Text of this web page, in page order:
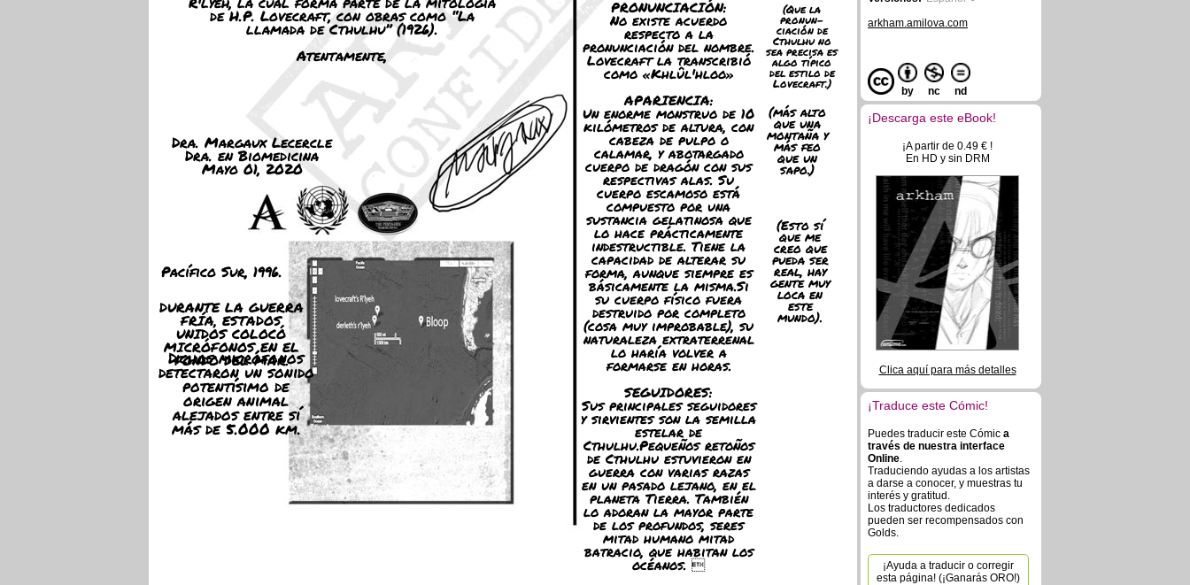
de H.P. Lovecraft, con obras como “La
llamada de Cthulhu” (1926).
Atentamente,
Dra. Margaux Lecercle
Dra. en Biomedicina
Mayo 01, 2020
PRONUNCIACIÓN:
No existe acuerdo
respecto a la
pronunciación del nombre.
Lovecraft la transcribió
como «Khlûl'hloo»
APARIENCIA:
Un enorme monstruo de 10
kilómetros de altura, con
cabeza de pulpo o
calamar, y abotargado
cuerpo de dragón con sus
respectivas alas. Su
cuerpo escamoso está
compuesto por una
sustancia gelatinosa que
lo hace prácticamente
indestructible. Tiene la
capacidad de alterar su
forma, aunque siempre es
básicamente la misma.Si
su cuerpo físico fuera
destruido por completo
(cosa muy improbable), su
naturaleza extraterrenal
lo haría volver a
formarse en horas.
SEGUIDORES:
Sus principales seguidores
y sirvientes son la semilla
estelar de
Cthulhu.Pequeños retoños
de Cthulhu estuvieron en
guerra con varias razas
en un pasado lejano, en el
planeta Tierra. También
lo adoran la mayor parte
de los profundos, seres
mitad humano mitad
batracio, que habitan los
océanos. 
Pacífico Sur, 1996.
DURANTE LA GUERRA
FRÍA, ESTADOS
UNIDOS COLOCÓ
MICRÓFONOS EN EL
FONDO DEL MAR.
Dichos micrófonos
detectaron un sonido
potentísimo de
origen animal
alejados entre sí
más de 5.000 km.
(Que la
pronun-
ciación de
Cthulhu no
sea precisa es
algo típico
del estilo de
Lovecraft.)
(más alto
que una
montaña y
más feo
que un
sapo.)
(Esto sí
que me
creo que
pueda ser
real, hay
gente muy
loca en
este
mundo).
arkham.amilova.com
by nc nd
¡Descarga este eBook!
¡A partir de 0.49 € !
En HD y sin DRM
Clica aquí para más detalles
¡Traduce este Cómic!
Puedes traducir este Cómic a
través de nuestra interface
Online.
Traduciendo ayudas a los artistas
a darse a conocer, y muestras tu
interés y gratitud.
Los traductores dedicados
pueden ser recompensados con
Golds.
¡Ayuda a traducir o corregir
esta página! (¡Ganarás ORO!)